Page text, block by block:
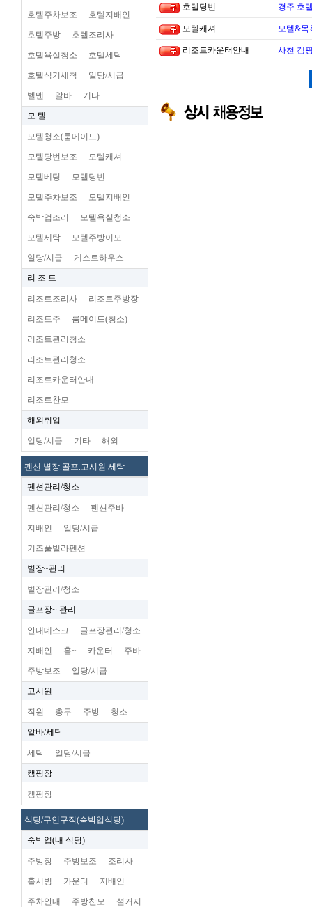
호텔주차보조 호텔지배인
호텔주방 호텔조리사
호텔욕실청소 호텔세탁
호텔식기세척 일당/시급
벨맨 알바 기타
모 텔
모텔청소(룸메이드)
모텔당번보조 모텔캐셔
모텔베팅 모텔당번
모텔주차보조 모텔지배인
숙박업조리 모텔욕실청소
모텔세탁 모텔주방이모
일당/시급 게스트하우스
리 조 트
리조트조리사 리조트주방장
리조트주 룸메이드(청소)
리조트관리청소
리조트관리청소
리조트카운터안내
리조트찬모
해외취업
일당/시급 기타 해외
펜션 별장.골프.고시원 세탁
펜션관리/청소
펜션관리/청소 펜션주바
지배인 일당/시급
키즈풀빌라펜션
별장~관리
별장관리/청소
골프장~ 관리
안내데스크 골프장관리/청소
지배인 홀~ 카운터 주바
주방보조 일당/시급
고시원
직원 총무 주방 청소
알바/세탁
세탁 일당/시급
캠핑장
캠핑장
식당/구인구직(숙박업식당)
숙박업(내 식당)
주방장 주방보조 조리사
홀서빙 카운터 지배인
주차안내 주방찬모 설거지
호텔당번 경주 호
모텔캐셔 모텔&목
리조트카운터안내 사천 캠